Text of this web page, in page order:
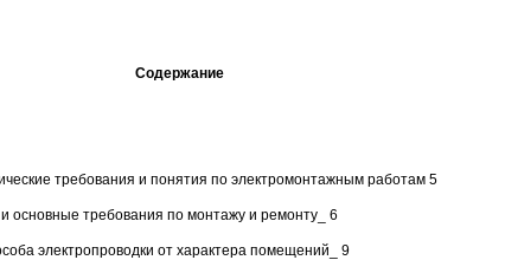
Содержание
требования и понятия по электромонтажным работам 5
основные требования по монтажу и ремонту_ 6
электропроводки от характера помещений_ 9